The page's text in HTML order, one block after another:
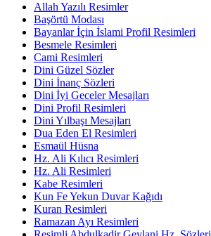
Allah Yazılı Resimler
Başörtü Modası
Bayanlar İçin İslami Profil Resimleri
Besmele Resimleri
Cami Resimleri
Dini Güzel Sözler
Dini İnanç Sözleri
Dini İyi Geceler Mesajları
Dini Profil Resimleri
Dini Yılbaşı Mesajları
Dua Eden El Resimleri
Esmaül Hüsna
Hz. Ali Kılıcı Resimleri
Hz. Ali Resimleri
Kabe Resimleri
Kun Fe Yekun Duvar Kağıdı
Kuran Resimleri
Ramazan Ayı Resimleri